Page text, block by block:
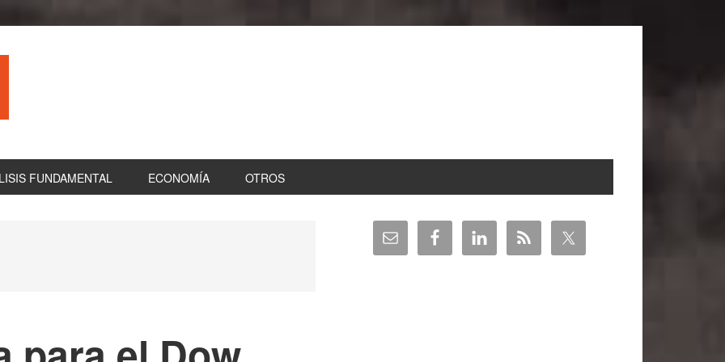
FUNDAMENTAL ECONOMÍA OTROS
Barra
lateral